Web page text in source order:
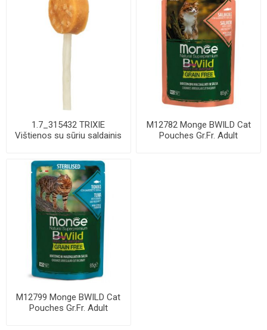
1.7_315432 TRIXIE
Vištienos su sūriu saldainis
M12782 Monge BWILD Cat
Pouches Gr.Fr. Adult
M12799 Monge BWILD Cat
Pouches Gr.Fr. Adult